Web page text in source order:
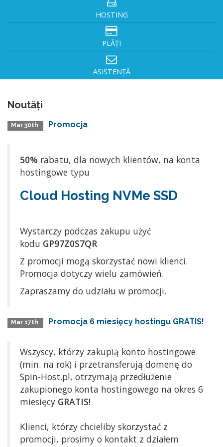
HOSTING
PLĂȚI
ASISTENȚĂ
Noutăți
Mar 30th Promocja
50% rabatu, dla nowych klientów, na konta
hostingowe typu
Cloud Hosting NVMe SSD
Wystarczy podczas zakupu użyć
kodu GP97Z0S7QR
Z promocji mogą skorzystać nowi klienci.
Promocja dotyczy wielu zamówień.
Zapraszamy do udziału w promocji.
Mar 17th Promocja 6 miesięcy hostingu GRATIS!
Wszyscy, którzy zakupią konto hostingowe
(min. na rok) i przetransferują domenę do
Spin-Host.pl, otrzymają przedłużenie
zakupionego konta hostingowego na okres 6
miesięcy GRATIS!
Klienci, którzy chcieliby skorzystać z
promocji, prosimy o kontakt z działem